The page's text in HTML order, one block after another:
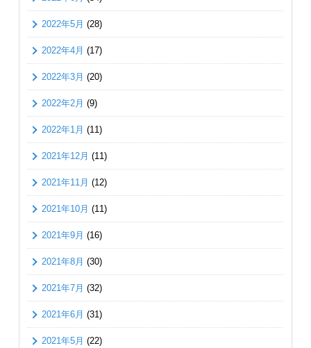
2022年5月 (28)
2022年4月 (17)
2022年3月 (20)
2022年2月 (9)
2022年1月 (11)
2021年12月 (11)
2021年11月 (12)
2021年10月 (11)
2021年9月 (16)
2021年8月 (30)
2021年7月 (32)
2021年6月 (31)
2021年5月 (22)